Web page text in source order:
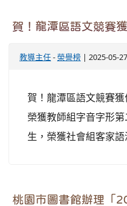
賀！龍潭區語文競賽
教導主任-榮譽榜 | 2025-05-
賀！龍潭區語文競賽
榮獲教師組字音字形
生，榮獲社會組客家語
桃園市圖書館辦理「